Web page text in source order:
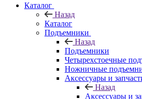
Каталог
Назад
Каталог
Подъемники
Назад
Подъемники
Четырехстоечные
Ножничные
Аксессуары и
Назад
Аксессуары и